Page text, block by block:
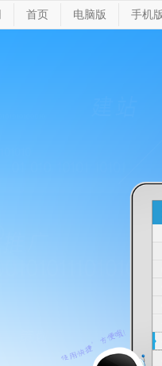
首页 电脑版 手机版